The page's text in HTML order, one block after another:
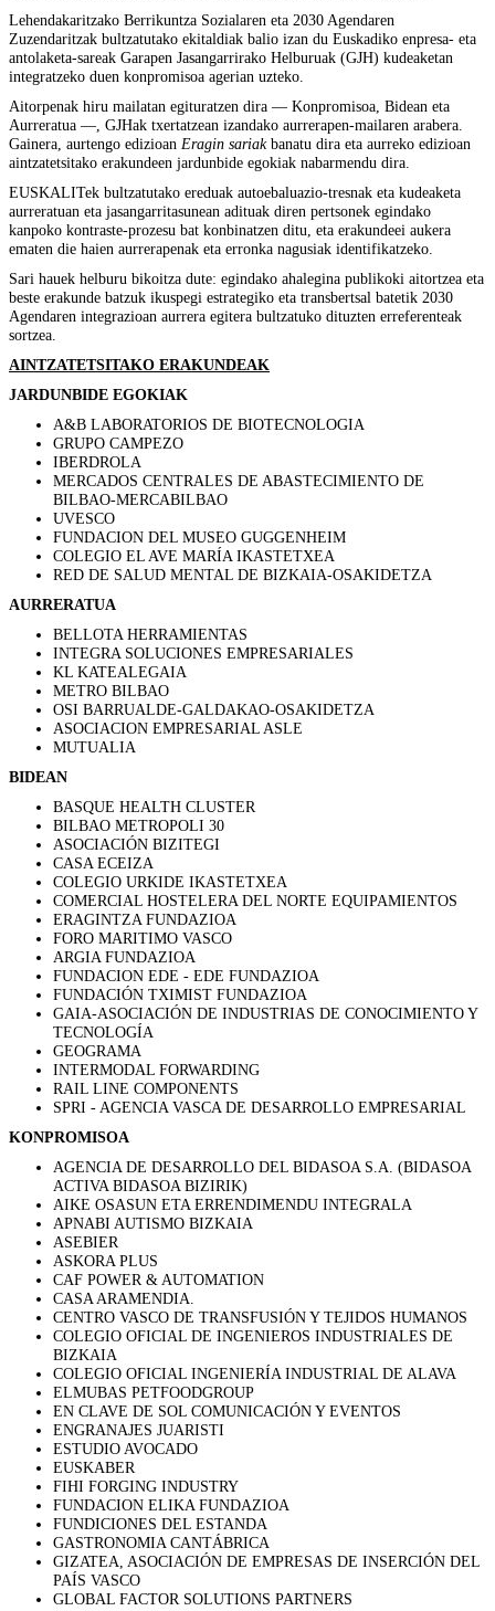
Lehendakaritzako Berrikuntza Sozialaren eta 2030 Agendaren
Zuzendaritzak bultzatutako ekitaldiak balio izan du Euskadiko enpresa- eta
antolaketa-sareak Garapen Jasangarrirako Helburuak (GJH) kudeaketan
integratzeko duen konpromisoa agerian uzteko.
Aitorpenak hiru mailatan egituratzen dira — Konpromisoa, Bidean eta
Aurreratua —, GJHak txertatzean izandako aurrerapen-mailaren arabera.
Gainera, aurtengo edizioan Eragin sariakbanatu dira eta aurreko edizioan
aintzatetsitako erakundeen jardunbide egokiak nabarmendu dira.
EUSKALITek bultzatutako ereduak autoebaluazio-tresnak eta kudeaketa
aurreratuan eta jasangarritasunean adituak diren pertsonek egindako
kanpoko kontraste-prozesu bat konbinatzen ditu, eta erakundeei aukera
ematen die haien aurrerapenak eta erronka nagusiak identifikatzeko.
Sari hauek helburu bikoitza dute: egindako ahalegina publikoki aitortzea eta
beste erakunde batzuk ikuspegi estrategiko eta transbertsal batetik 2030
Agendaren integrazioan aurrera egitera bultzatuko dituzten erreferenteak
sortzea.
AINTZATETSITAKO ERAKUNDEAK
JARDUNBIDE EGOKIAK
A&B LABORATORIOS DE BIOTECNOLOGIA
GRUPO CAMPEZO
IBERDROLA
MERCADOS CENTRALES DE ABASTECIMIENTO DE
BILBAO-MERCABILBAO
UVESCO
FUNDACION DEL MUSEO GUGGENHEIM
COLEGIO EL AVE MARÍA IKASTETXEA
RED DE SALUD MENTAL DE BIZKAIA-OSAKIDETZA
AURRERATUA
BELLOTA HERRAMIENTAS
INTEGRA SOLUCIONES EMPRESARIALES
KL KATEALEGAIA
METRO BILBAO
OSI BARRUALDE-GALDAKAO-OSAKIDETZA
ASOCIACION EMPRESARIAL ASLE
MUTUALIA
BIDEAN
BASQUE HEALTH CLUSTER
BILBAO METROPOLI 30
ASOCIACIÓN BIZITEGI
CASA ECEIZA
COLEGIO URKIDE IKASTETXEA
COMERCIAL HOSTELERA DEL NORTE EQUIPAMIENTOS
ERAGINTZA FUNDAZIOA
FORO MARITIMO VASCO
ARGIA FUNDAZIOA
FUNDACION EDE - EDE FUNDAZIOA
FUNDACIÓN TXIMIST FUNDAZIOA
GAIA-ASOCIACIÓN DE INDUSTRIAS DE CONOCIMIENTO Y
TECNOLOGÍA
GEOGRAMA
INTERMODAL FORWARDING
RAIL LINE COMPONENTS
SPRI - AGENCIA VASCA DE DESARROLLO EMPRESARIAL
KONPROMISOA
AGENCIA DE DESARROLLO DEL BIDASOA S.A. (BIDASOA
ACTIVA BIDASOA BIZIRIK)
AIKE OSASUN ETA ERRENDIMENDU INTEGRALA
APNABI AUTISMO BIZKAIA
ASEBIER
ASKORA PLUS
CAF POWER & AUTOMATION
CASA ARAMENDIA.
CENTRO VASCO DE TRANSFUSIÓN Y TEJIDOS HUMANOS
COLEGIO OFICIAL DE INGENIEROS INDUSTRIALES DE
BIZKAIA
COLEGIO OFICIAL INGENIERÍA INDUSTRIAL DE ALAVA
ELMUBAS PETFOODGROUP
EN CLAVE DE SOL COMUNICACIÓN Y EVENTOS
ENGRANAJES JUARISTI
ESTUDIO AVOCADO
EUSKABER
FIHI FORGING INDUSTRY
FUNDACION ELIKA FUNDAZIOA
FUNDICIONES DEL ESTANDA
GASTRONOMIA CANTÁBRICA
GIZATEA, ASOCIACIÓN DE EMPRESAS DE INSERCIÓN DEL
PAÍS VASCO
GLOBAL FACTOR SOLUTIONS PARTNERS